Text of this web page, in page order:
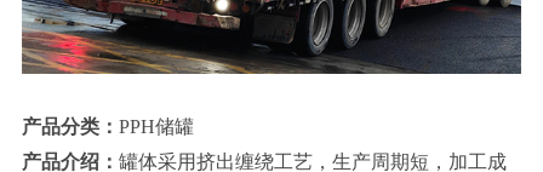
产品分类： PPH储罐
产品介绍： 罐体采用挤出缠绕工艺，生产周期短，加工成